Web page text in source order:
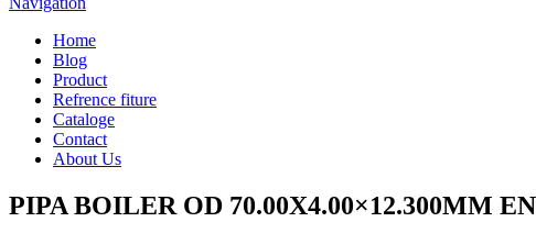
Home
Blog
Product
Refrence fiture
Cataloge
Contact
About Us
PIPA BOILER OD 70.00X4.00×12.300MM